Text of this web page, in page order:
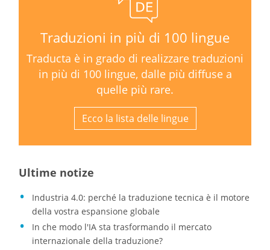
Traduzioni in più di 100 lingue
Traducta è in grado di realizzare traduzioni
in più di 100 lingue, dalle più diffuse a
quelle più rare.
Ecco la lista delle lingue
Ultime notize
Industria 4.0: perché la traduzione tecnica è il motore
della vostra espansione globale
In che modo l'IA sta trasformando il mercato
internazionale della traduzione?